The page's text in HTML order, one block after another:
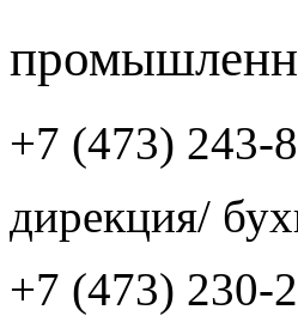
+7 (473) 243-
дирекция/
+7 (473) 230-